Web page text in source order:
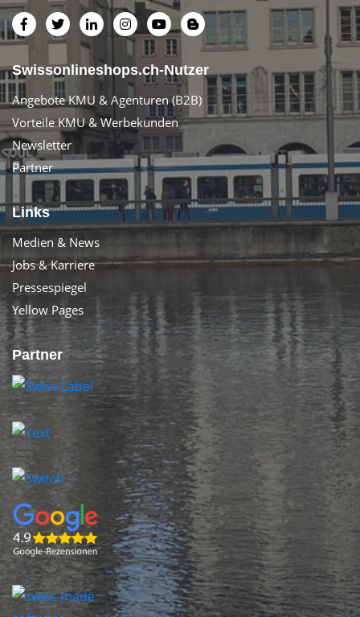
Swissonlineshops.ch-Nutzer
Angebote KMU & Agenturen (B2B)
Vorteile KMU & Werbekunden
Newsletter
Partner
Links
Medien & News
Jobs & Karriere
Pressespiegel
Yellow Pages
Partner